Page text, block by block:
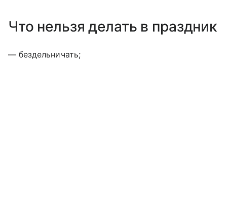
Что нельзя делать в праздник
— бездельничать;